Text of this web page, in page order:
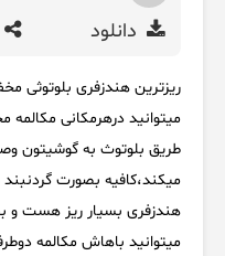
دانلود
ریزترین هندزفری بلوتوثی
میتوانید درهرمکانی
طریق بلوتوث به گوشیتون
میکند،کافیه بصورت
هندزفری بسیار ریز هست و
میتوانید باهاش مکالمه